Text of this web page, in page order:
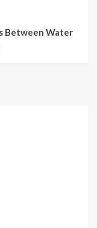
Between Water